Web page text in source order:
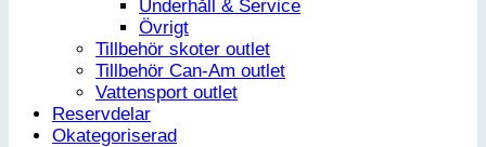
Underhåll & Service
Övrigt
Tillbehör skoter outlet
Tillbehör Can-Am outlet
Vattensport outlet
Reservdelar
Okategoriserad